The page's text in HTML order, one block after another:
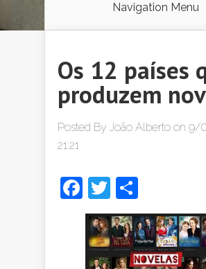
Navigation Menu
Os 12 países
produzem
Posted By João Alberto on 9/
21:21
Facebook
Twitter